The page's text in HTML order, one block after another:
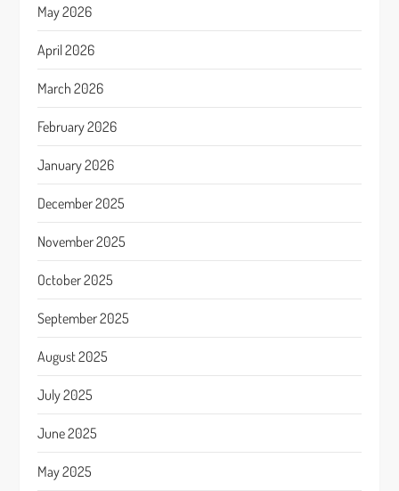
May 2026
April 2026
March 2026
February 2026
January 2026
December 2025
November 2025
October 2025
September 2025
August 2025
July 2025
June 2025
May 2025